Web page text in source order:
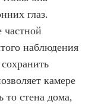
глаз.
частной
наблюдения
камере
то стена дома,